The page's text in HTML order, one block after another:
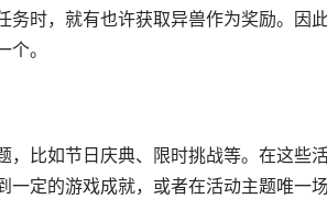
时，就有也许获取异兽作为奖励。因
。
，比如节日庆典、限时挑战等。在这些
定的游戏成就，或者在活动主题唯一